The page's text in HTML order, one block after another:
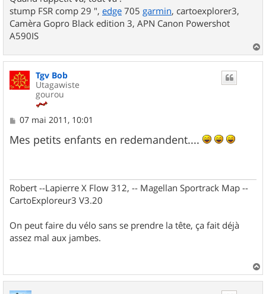
stump FSR comp 29 ", edge 705 garmin, cartoexplorer3,
Camèra Gopro Black edition 3, APN Canon Powershot
A590IS
a
u
Tgv Bob
Utagawiste
gourou
M
s
s
07 mai 2011, 10:01
Mes petits enfants en redemandent....
Robert --Lapierre X Flow 312, -- Magellan Sportrack Map --
CartoExploreur3 V3.20
On peut faire du vélo sans se prendre la tête, ça fait déjà
assez mal aux jambes.
a